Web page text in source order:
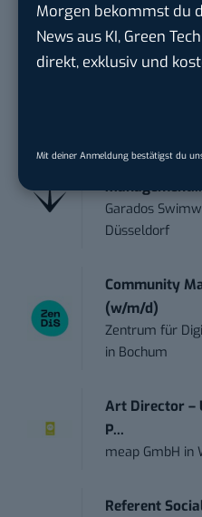
Morgen bekommst du
News aus KI, Green
direkt, exklusiv und
Mit deiner Anmeldung bestätigst du
Praktikum im
Inte...
Praktikant*in
Management...
Garados
Düsseldorf
Community
(w/m/d)
Zentrum für
in Bochum
Art Director –
P...
meap GmbH in
Referent